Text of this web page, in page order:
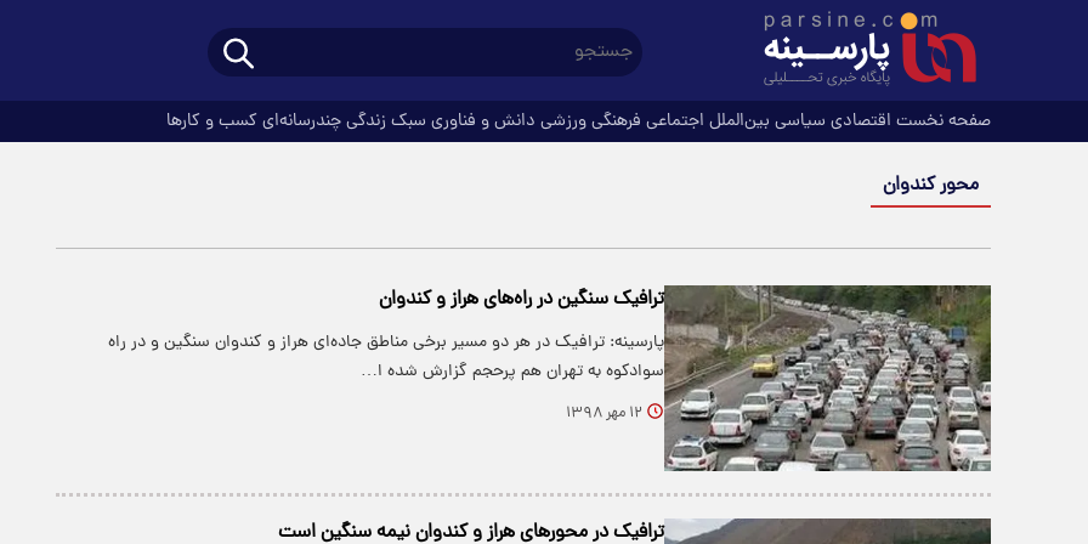
صفحه نخست اقتصادی سیاسی بین‌الملل اجتماعی فرهنگیورزشی دانش و فناوری سبک زندگیچندرسانه‌ای کسب و کارها
محور کندوان
ترافیک سنگین در راه‌های هراز و کندوان
پارسینه: ترافیک در هر دو مسیر برخی مناطق جاده‌ای هراز و کندوان سنگین و در راه
سوادکوه به تهران هم پرحجم گزارش شده ا…
۱۲ مهر ۱۳۹۸
ترافیک در محور‌های هراز و کندوان نیمه سنگین است